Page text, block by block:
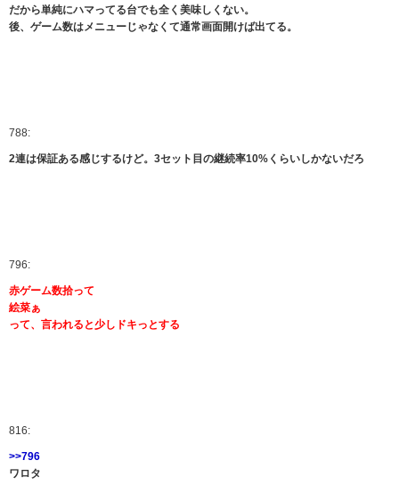
だから単純にハマってる台でも全く美味しくない。
後、ゲーム数はメニューじゃなくて通常画面開けば出てる。
788:
2連は保証ある感じするけど。3セット目の継続率10%くらいしかないだろ
796:
赤ゲーム数拾って
絵菜ぁ
って、言われると少しドキっとする
816:
>>796
ワロタ